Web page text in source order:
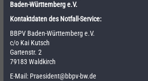
Baden-Württemberg e.V.
Kontaktdaten des Notfall-Service:
BBPV Baden-Württemberg e.V.
c/o Kai Kutsch
Gartenstr. 2
79183 Waldkirch
E-Mail: Praesident@bbpv-bw.de